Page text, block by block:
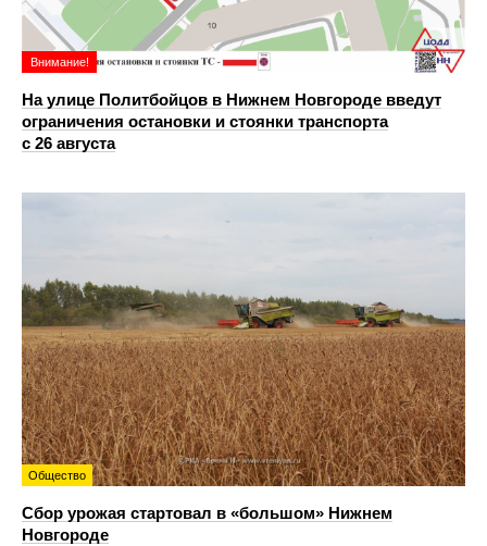
Внимание!
На улице Политбойцов в Нижнем Новгороде введут
ограничения остановки и стоянки транспорта
с 26 августа
Общество
Сбор урожая стартовал в «большом» Нижнем
Новгороде